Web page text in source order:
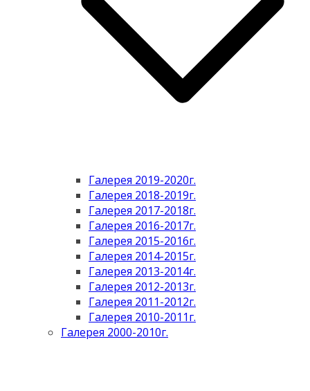
Галерея 2019-2020г.
Галерея 2018-2019г.
Галерея 2017-2018г.
Галерея 2016-2017г.
Галерея 2015-2016г.
Галерея 2014-2015г.
Галерея 2013-2014г.
Галерея 2012-2013г.
Галерея 2011-2012г.
Галерея 2010-2011г.
Галерея 2000-2010г.